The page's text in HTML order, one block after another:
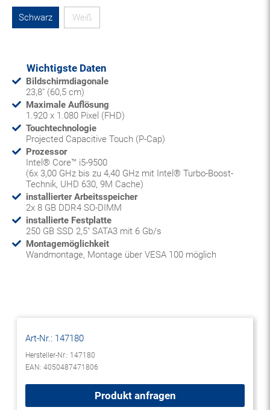
Schwarz Weiß
Wichtigste Daten
Bildschirmdiagonale
23,8" (60,5 cm)
Maximale Auflösung
1.920 x 1.080 Pixel (FHD)
Touchtechnologie
Projected Capacitive Touch (P-Cap)
Prozessor
Intel® Core™ i5-9500
(6x 3,00 GHz bis zu 4,40 GHz mit Intel® Turbo-Boost-
Technik, UHD 630, 9M Cache)
installierter Arbeitsspeicher
2x 8 GB DDR4 SO-DIMM
installierte Festplatte
250 GB SSD 2,5" SATA3 mit 6 Gb/s
Montagemöglichkeit
Wandmontage, Montage über VESA 100 möglich
Art-Nr.: 147180
Hersteller-Nr.: 147180
EAN: 4050487471806
Produkt anfragen